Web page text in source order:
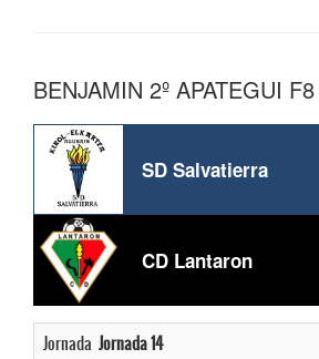
BENJAMIN 2º APATEGUI F8
SD Salvatierra
CD Lantaron
Jornada Jornada 14